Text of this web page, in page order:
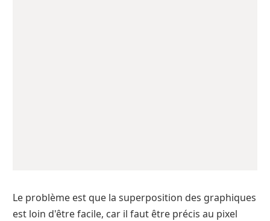
Le problème est que la superposition des graphiques
est loin d'être facile, car il faut être précis au pixel